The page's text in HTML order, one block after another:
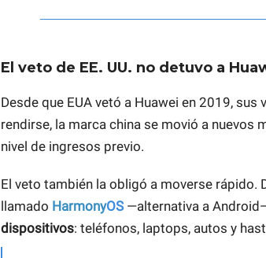
El veto de EE. UU. no detuvo a
Desde que EUA vetó a Huawei en 2019, sus
rendirse, la marca china se movió a nuevos
nivel de ingresos previo.
El veto también la obligó a moverse
llamado HarmonyOS —alternativa a
dispositivos: teléfonos, laptops, autos y